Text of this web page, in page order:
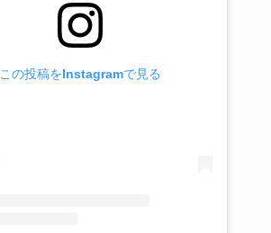
この投稿をInstagramで見る